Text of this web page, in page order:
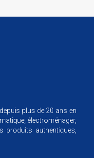
plus de 20 ans en
électroménager,
produits authentiques,